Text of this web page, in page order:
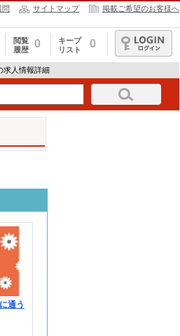
問 サイトマップ 掲載ご希望のお客様へ
閲覧
履歴
0
キープ
リスト
0
ログイン
求人情報詳細
通う